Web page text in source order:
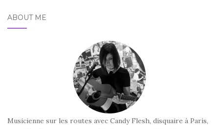
ABOUT ME
Musicienne sur les routes avec Candy Flesh, disquaire à Paris,